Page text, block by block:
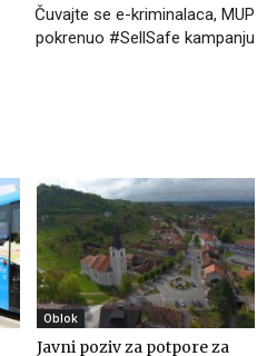
Čuvajte se e-kriminalaca, MUP
pokrenuo #SellSafe kampanju
Oblok
Javni poziv za potpore za